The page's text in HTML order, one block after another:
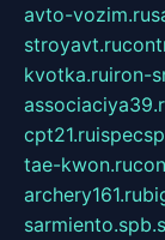
avto-vozim.ru
stroyavt.ru
kvotka.ruiron-
cpt21.ru
tae-kwon.ru
archery161.ru